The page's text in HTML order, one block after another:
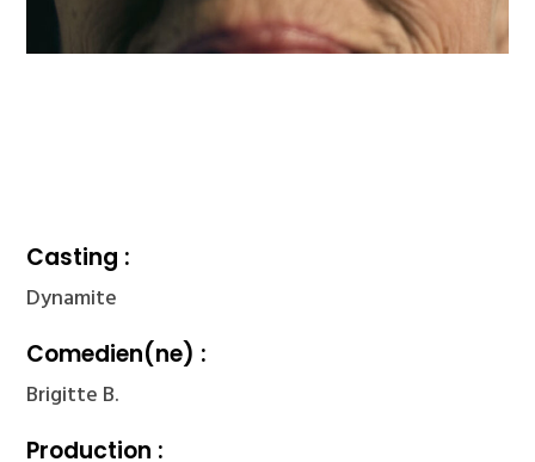
Casting :
Dynamite
Comedien(ne) :
Brigitte B.
Production :